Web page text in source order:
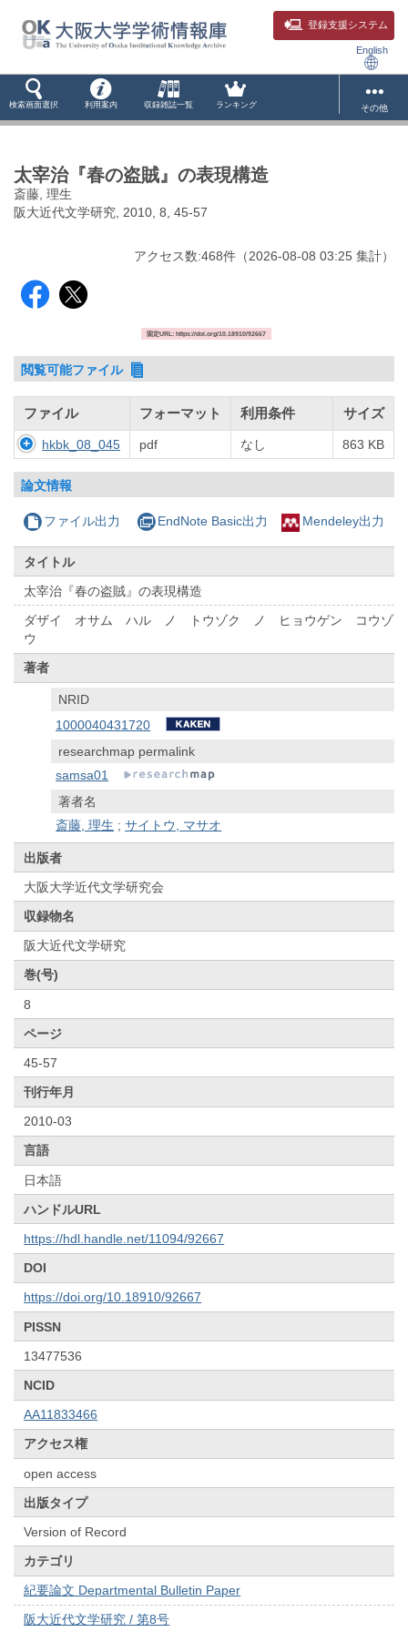
登録支援システム
English
検索画面選択 利用案内 収録雑誌一覧 ランキング その他
太宰治『春の盗賊』の表現構造
斎藤, 理生
阪大近代文学研究, 2010, 8, 45-57
アクセス数:468件 （2026-08-08 03:25 集計）
固定URL: https://doi.org/10.18910/92667
閲覧可能ファイル
ファイル フォーマット 利用条件 サイズ
hkbk_08_045 pdf なし 863 KB
論文情報
ファイル出力 EndNote Basic出力 Mendeley出力
タイトル
太宰治『春の盗賊』の表現構造
ダザイ オサム ハル ノ トウゾク ノ ヒョウゲン コウゾ
ウ
著者
NRID
1000040431720
researchmap permalink
samsa01
著者名
斎藤, 理生 ;サイトウ, マサオ
出版者
大阪大学近代文学研究会
収録物名
阪大近代文学研究
巻(号)
8
ページ
45-57
刊行年月
2010-03
言語
日本語
ハンドルURL
https://hdl.handle.net/11094/92667
DOI
https://doi.org/10.18910/92667
PISSN
13477536
NCID
AA11833466
アクセス権
open access
出版タイプ
Version of Record
カテゴリ
紀要論文 Departmental Bulletin Paper
阪大近代文学研究 / 第8号